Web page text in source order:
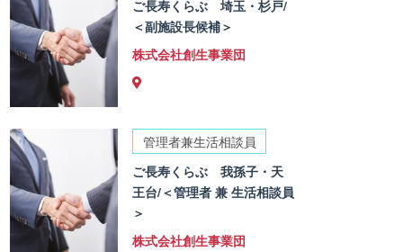
ご長寿くらぶ 埼玉・杉戸/
＜副施設長候補＞
株式会社創生事業団
管理者兼生活相談員
ご長寿くらぶ 我孫子・天
王台/＜管理者 兼 生活相談員
＞
株式会社創生事業団